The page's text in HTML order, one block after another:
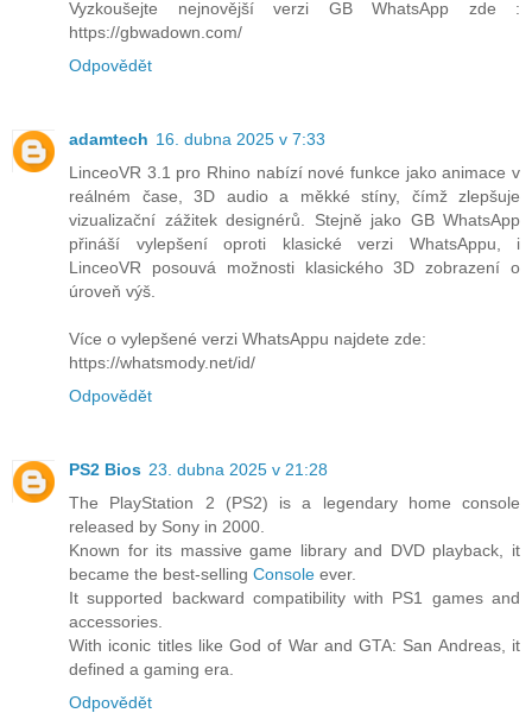
Vyzkoušejte nejnovější verzi GB WhatsApp zde :
https://gbwadown.com/
Odpovědět
adamtech 16. dubna 2025 v 7:33
LinceoVR 3.1 pro Rhino nabízí nové funkce jako animace v
reálném čase, 3D audio a měkké stíny, čímž zlepšuje
vizualizační zážitek designérů. Stejně jako GB WhatsApp
přináší vylepšení oproti klasické verzi WhatsAppu, i
LinceoVR posouvá možnosti klasického 3D zobrazení o
úroveň výš.
Více o vylepšené verzi WhatsAppu najdete zde:
https://whatsmody.net/id/
Odpovědět
PS2 Bios 23. dubna 2025 v 21:28
The PlayStation 2 (PS2) is a legendary home console
released by Sony in 2000.
Known for its massive game library and DVD playback, it
became the best-selling Console ever.
It supported backward compatibility with PS1 games and
accessories.
With iconic titles like God of War and GTA: San Andreas, it
defined a gaming era.
Odpovědět